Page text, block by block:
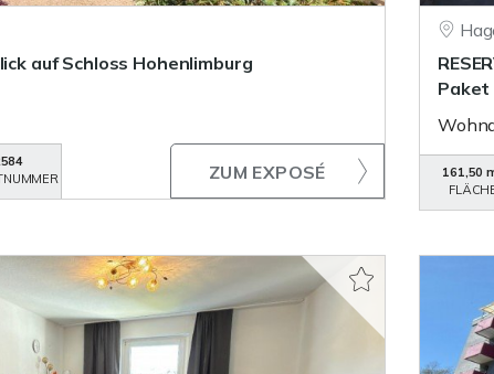
auf Schloss Hohenlimburg
ZUM EXPOSÉ
Paket
161,50